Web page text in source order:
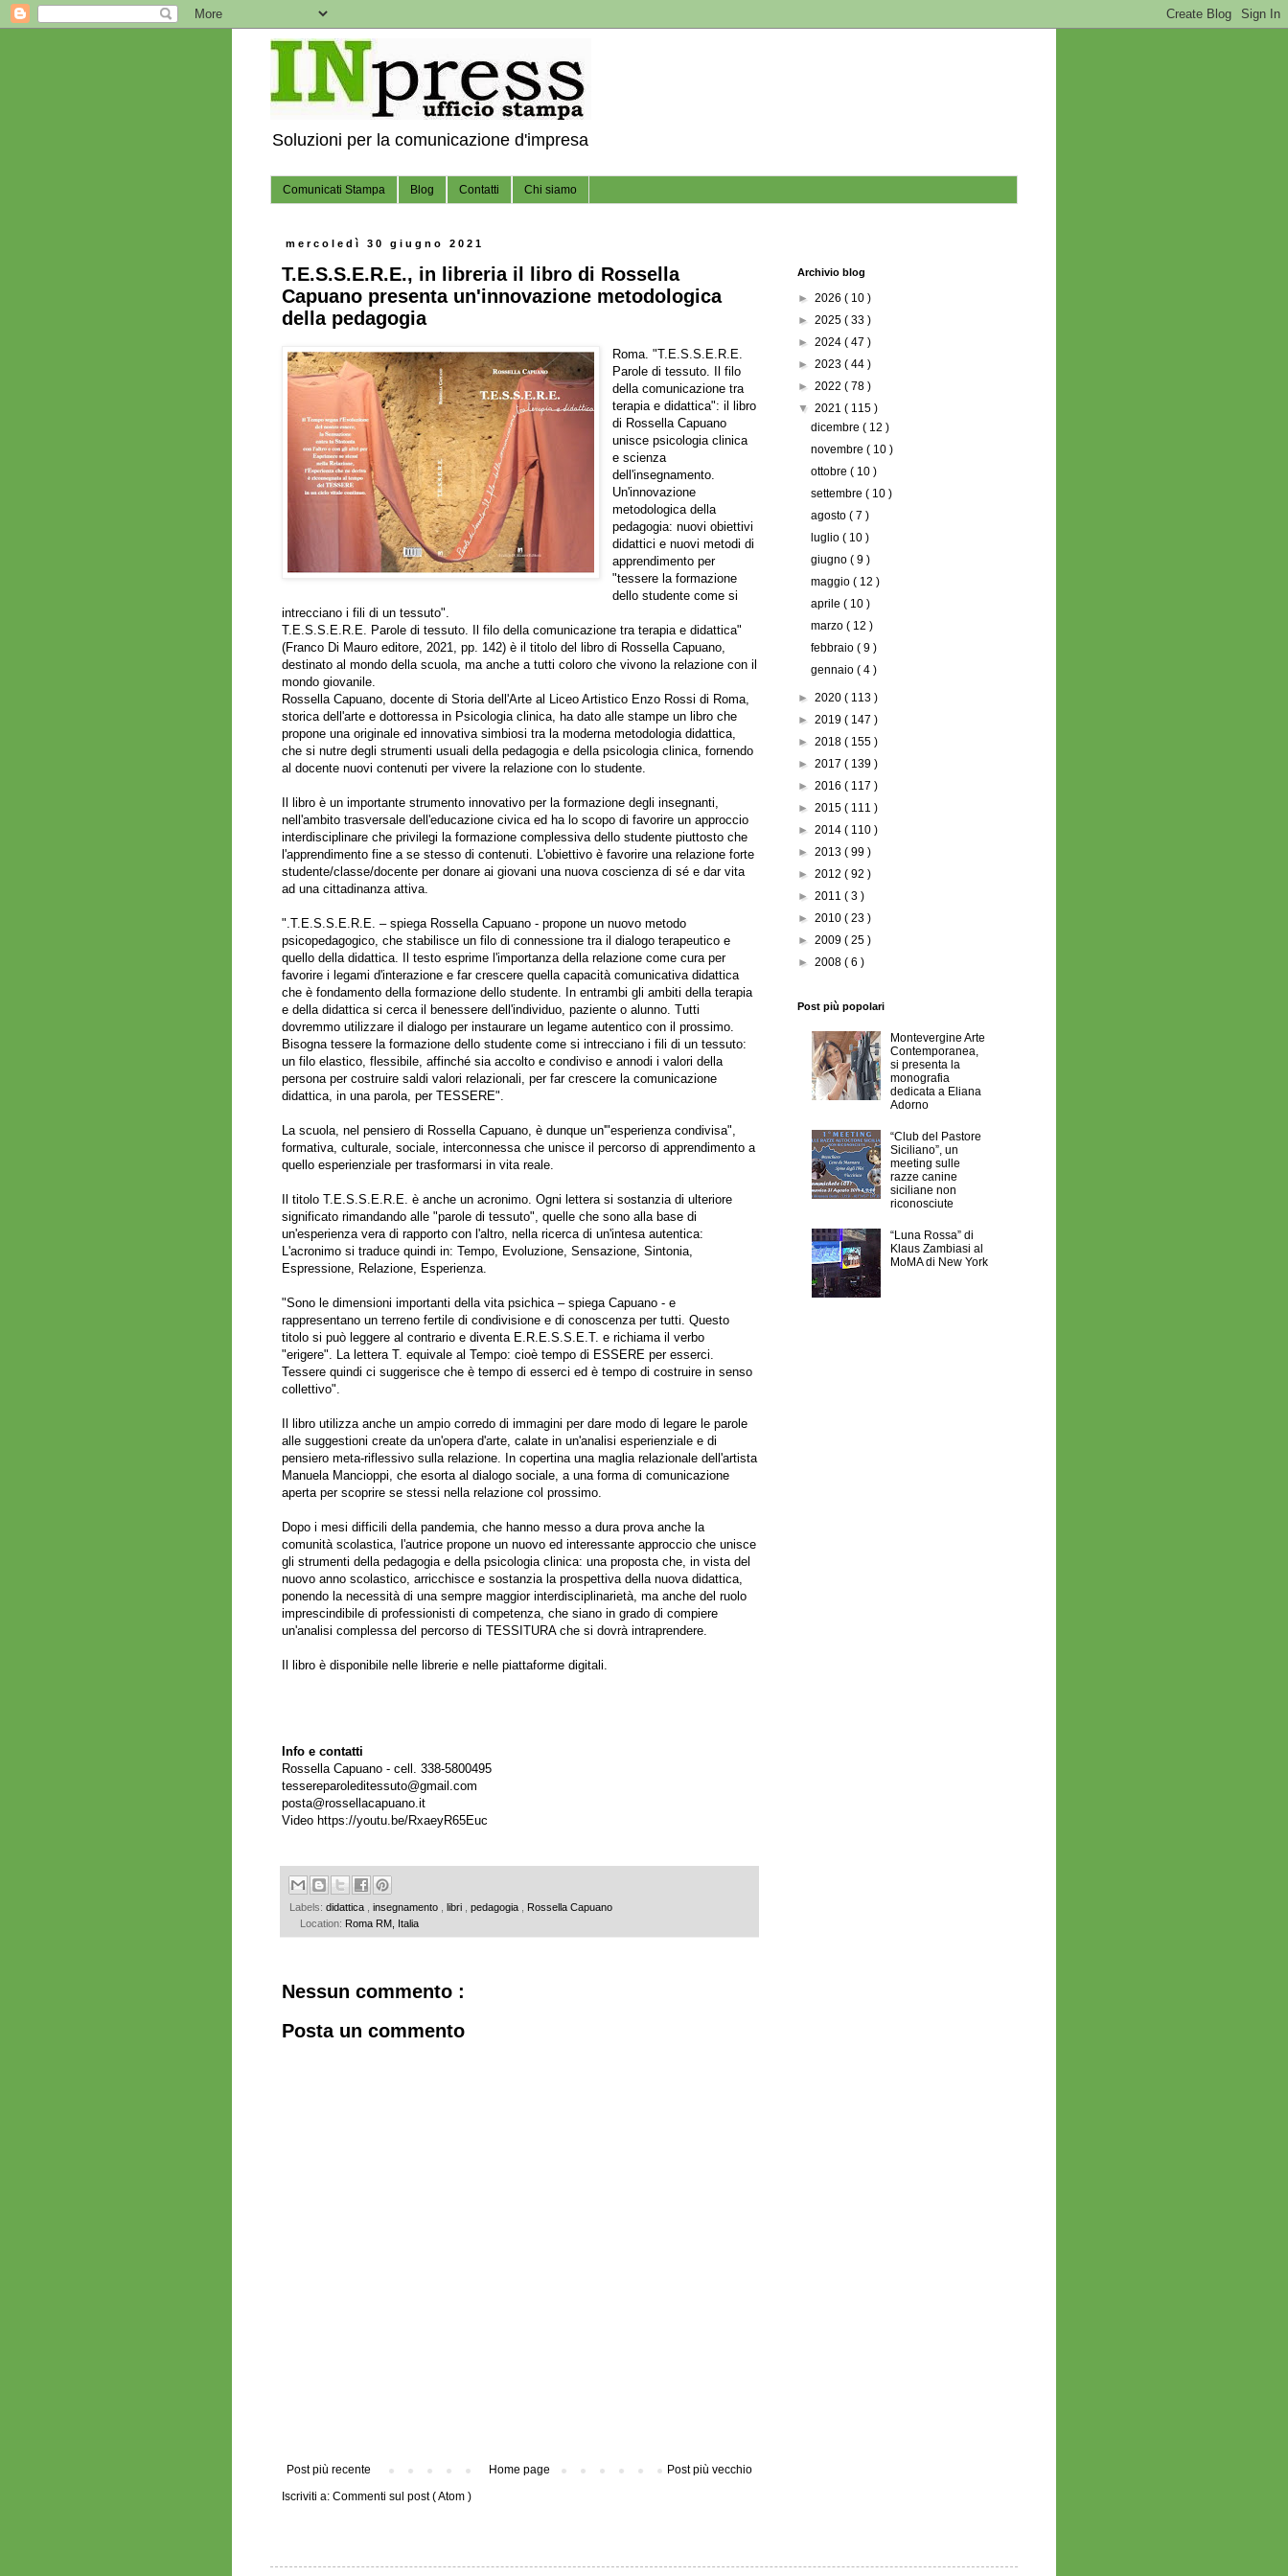
Soluzioni per la comunicazione d'impresa
Comunicati Stampa Blog Contatti Chi siamo
mercoledì 30 giugno 2021
T.E.S.S.E.R.E., in libreria il libro di Rossella
Capuano presenta un'innovazione metodologica
della pedagogia
Roma. "T.E.S.S.E.R.E.
Parole di tessuto. Il filo
della comunicazione tra
terapia e didattica": il libro
di Rossella Capuano
unisce psicologia clinica
e scienza
dell'insegnamento.
Un'innovazione
metodologica della
pedagogia: nuovi obiettivi
didattici e nuovi metodi di
apprendimento per
"tessere la formazione
dello studente come si
intrecciano i fili di un tessuto".
T.E.S.S.E.R.E. Parole di tessuto. Il filo della comunicazione tra terapia e didattica"
(Franco Di Mauro editore, 2021, pp. 142) è il titolo del libro di Rossella Capuano,
destinato al mondo della scuola, ma anche a tutti coloro che vivono la relazione con il
mondo giovanile.
Rossella Capuano, docente di Storia dell'Arte al Liceo Artistico Enzo Rossi di Roma,
storica dell'arte e dottoressa in Psicologia clinica, ha dato alle stampe un libro che
propone una originale ed innovativa simbiosi tra la moderna metodologia didattica,
che si nutre degli strumenti usuali della pedagogia e della psicologia clinica, fornendo
al docente nuovi contenuti per vivere la relazione con lo studente.
Il libro è un importante strumento innovativo per la formazione degli insegnanti,
nell'ambito trasversale dell'educazione civica ed ha lo scopo di favorire un approccio
interdisciplinare che privilegi la formazione complessiva dello studente piuttosto che
l'apprendimento fine a se stesso di contenuti. L'obiettivo è favorire una relazione forte
studente/classe/docente per donare ai giovani una nuova coscienza di sé e dar vita
ad una cittadinanza attiva.
".T.E.S.S.E.R.E. – spiega Rossella Capuano - propone un nuovo metodo
psicopedagogico, che stabilisce un filo di connessione tra il dialogo terapeutico e
quello della didattica. Il testo esprime l'importanza della relazione come cura per
favorire i legami d'interazione e far crescere quella capacità comunicativa didattica
che è fondamento della formazione dello studente. In entrambi gli ambiti della terapia
e della didattica si cerca il benessere dell'individuo, paziente o alunno. Tutti
dovremmo utilizzare il dialogo per instaurare un legame autentico con il prossimo.
Bisogna tessere la formazione dello studente come si intrecciano i fili di un tessuto:
un filo elastico, flessibile, affinché sia accolto e condiviso e annodi i valori della
persona per costruire saldi valori relazionali, per far crescere la comunicazione
didattica, in una parola, per TESSERE".
La scuola, nel pensiero di Rossella Capuano, è dunque un'"esperienza condivisa",
formativa, culturale, sociale, interconnessa che unisce il percorso di apprendimento a
quello esperienziale per trasformarsi in vita reale.
Il titolo T.E.S.S.E.R.E. è anche un acronimo. Ogni lettera si sostanzia di ulteriore
significato rimandando alle "parole di tessuto", quelle che sono alla base di
un'esperienza vera di rapporto con l'altro, nella ricerca di un'intesa autentica:
L'acronimo si traduce quindi in: Tempo, Evoluzione, Sensazione, Sintonia,
Espressione, Relazione, Esperienza.
"Sono le dimensioni importanti della vita psichica – spiega Capuano - e
rappresentano un terreno fertile di condivisione e di conoscenza per tutti. Questo
titolo si può leggere al contrario e diventa E.R.E.S.S.E.T. e richiama il verbo
"erigere". La lettera T. equivale al Tempo: cioè tempo di ESSERE per esserci.
Tessere quindi ci suggerisce che è tempo di esserci ed è tempo di costruire in senso
collettivo".
Il libro utilizza anche un ampio corredo di immagini per dare modo di legare le parole
alle suggestioni create da un'opera d'arte, calate in un'analisi esperienziale e di
pensiero meta-riflessivo sulla relazione. In copertina una maglia relazionale dell'artista
Manuela Mancioppi, che esorta al dialogo sociale, a una forma di comunicazione
aperta per scoprire se stessi nella relazione col prossimo.
Dopo i mesi difficili della pandemia, che hanno messo a dura prova anche la
comunità scolastica, l'autrice propone un nuovo ed interessante approccio che unisce
gli strumenti della pedagogia e della psicologia clinica: una proposta che, in vista del
nuovo anno scolastico, arricchisce e sostanzia la prospettiva della nuova didattica,
ponendo la necessità di una sempre maggior interdisciplinarietà, ma anche del ruolo
imprescindibile di professionisti di competenza, che siano in grado di compiere
un'analisi complessa del percorso di TESSITURA che si dovrà intraprendere.
Il libro è disponibile nelle librerie e nelle piattaforme digitali.
Info e contatti
Rossella Capuano - cell. 338-5800495
tessereparoleditessuto@gmail.com
posta@rossellacapuano.it
Video https://youtu.be/RxaeyR65Euc
Labels: didattica insegnamento libri pedagogia
Rossella Capuano
Location: Roma RM, Italia
Nessun commento :
Posta un commento
Post più recente Post più vecchio
Home page
Iscriviti a: Commenti sul post ( Atom )
Archivio blog
► 2026 ( 10 )
► 2025 ( 33 )
► 2024 ( 47 )
► 2023 ( 44 )
► 2022 ( 78 )
▼ 2021 ( 115 )
dicembre( 12 )
novembre( 10 )
ottobre( 10 )
settembre( 10 )
agosto( 7 )
luglio( 10 )
giugno( 9 )
maggio( 12 )
aprile( 10 )
marzo( 12 )
febbraio( 9 )
gennaio( 4 )
► 2020 ( 113 )
► 2019 ( 147 )
► 2018 ( 155 )
► 2017 ( 139 )
► 2016 ( 117 )
► 2015 ( 111 )
► 2014 ( 110 )
► 2013 ( 99 )
► 2012 ( 92 )
► 2011 ( 3 )
► 2010 ( 23 )
► 2009 ( 25 )
► 2008 ( 6 )
Post più popolari
Montevergine Arte
Contemporanea,
si presenta la
monografia
dedicata a Eliana
Adorno
“Club del Pastore
Siciliano”, un
meeting sulle
razze canine
siciliane non
riconosciute
“Luna Rossa” di
Klaus Zambiasi al
MoMA di New York